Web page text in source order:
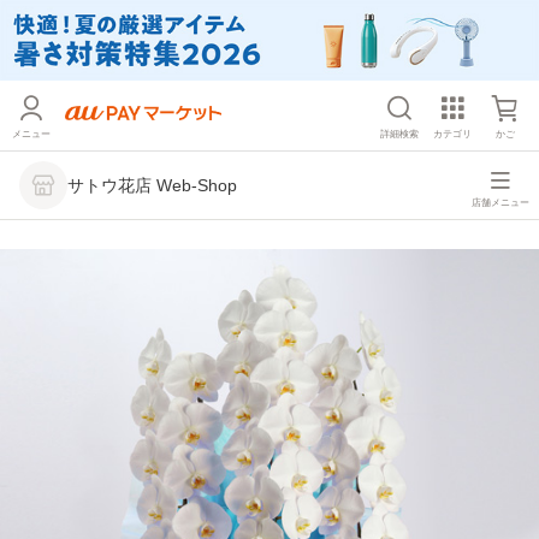
メニュー 詳細検索 カテゴリ かご
サトウ花店 Web-Shop
店舗メニュー